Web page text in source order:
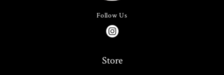
Follow Us
Store